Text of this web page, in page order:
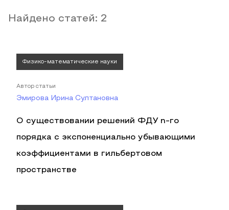
Найдено статей: 2
Физико-математические науки
Автор статьи
Эмирова Ирина Султановна
О существовании решений ФДУ n-го
порядка с экспоненциально убывающими
коэффициентами в гильбертовом
пространстве